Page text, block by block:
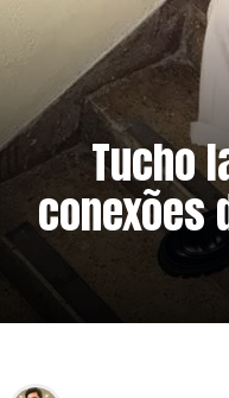
Tucho
conexões